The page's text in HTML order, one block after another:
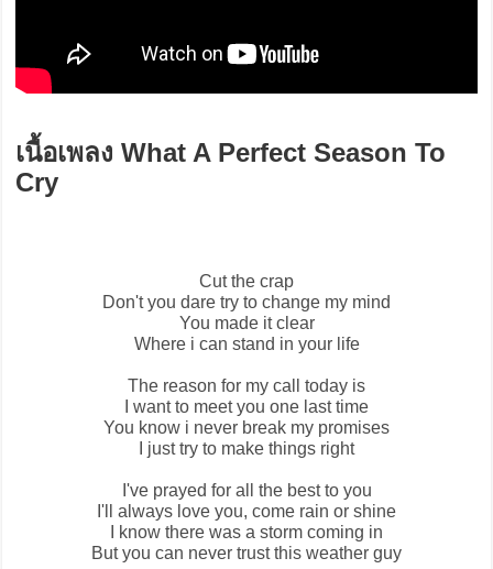
เนื้อเพลง What A Perfect Season To
Cry
Cut the crap
Don't you dare try to change my mind
You made it clear
Where i can stand in your life
The reason for my call today is
I want to meet you one last time
You know i never break my promises
I just try to make things right
I've prayed for all the best to you
I'll always love you, come rain or shine
I know there was a storm coming in
But you can never trust this weather guy